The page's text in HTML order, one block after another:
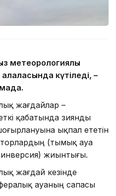
метеорологиялық
күтіледі, –
жағдайлар –
қабатында зиянды
ықпал ететін
(тымық ауа
жиынтығы.
жағдай кезінде
ауаның сапасы